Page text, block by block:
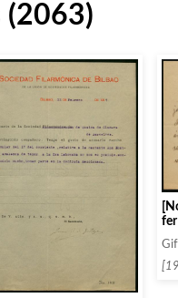
(2063)